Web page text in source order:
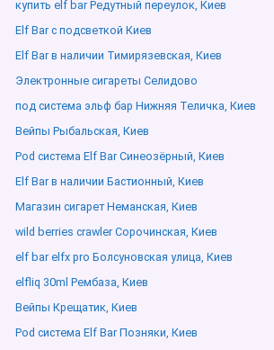
купить elf bar Редутный переулок, Киев
Elf Bar с подсветкой Киев
Elf Bar в наличии Тимирязевская, Киев
Электронные сигареты Селидово
под система эльф бар Нижняя Теличка, Киев
Вейпы Рыбальская, Киев
Pod система Elf Bar Синеозёрный, Киев
Elf Bar в наличии Бастионный, Киев
Магазин сигарет Неманская, Киев
wild berries crawler Сорочинская, Киев
elf bar elfx pro Болсуновская улица, Киев
elfliq 30ml Рембаза, Киев
Вейпы Крещатик, Киев
Pod система Elf Bar Позняки, Киев